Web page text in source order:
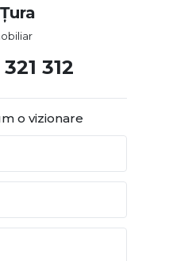
312
o vizionare